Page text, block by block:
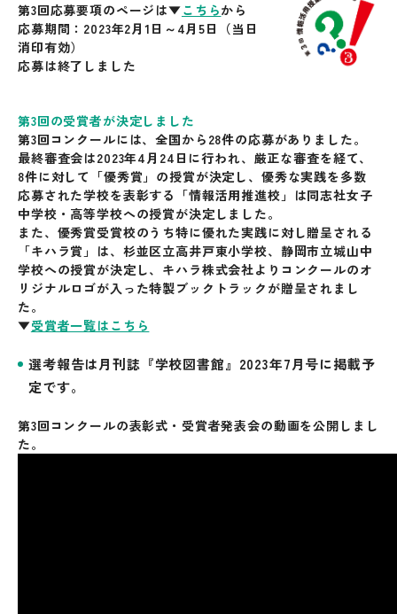
第3回応募要項のページは▼こちらから
応募期間：2023年2月1日～4月5日（当日
消印有効）
応募は終了しました
第3回の受賞者が決定しました
第3回コンクールには、全国から28件の応募がありました。
最終審査会は2023年4月24日に行われ、厳正な審査を経て、
8件に対して「優秀賞」の授賞が決定し、優秀な実践を多数
応募された学校を表彰する「情報活用推進校」は同志社女子
中学校・高等学校への授賞が決定しました。
また、優秀賞受賞校のうち特に優れた実践に対し贈呈される
「キハラ賞」は、杉並区立高井戸東小学校、静岡市立城山中
学校への授賞が決定し、キハラ株式会社よりコンクールのオ
リジナルロゴが入った特製ブックトラックが贈呈されまし
た。
▼受賞者一覧はこちら
選考報告は月刊誌『学校図書館』2023年7月号に掲載予
定です。
第3回コンクールの表彰式・受賞者発表会の動画を公開しまし
た。